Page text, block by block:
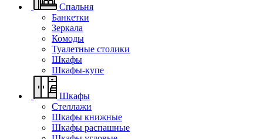
Спальня
Банкетки
Зеркала
Комоды
Туалетные столики
Шкафы
Шкафы-купе
Шкафы
Стеллажи
Шкафы книжные
Шкафы распашные